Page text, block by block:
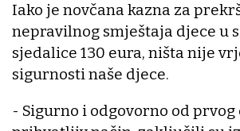
Iako je novčana kazna za
nepravilnog smještaja djece u
sjedalice 130 eura, ništa nije
sigurnosti naše djece.
- Sigurno i odgovorno od